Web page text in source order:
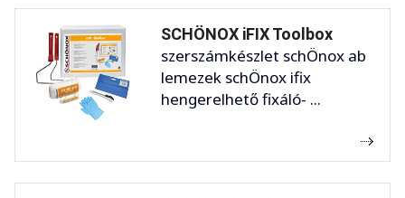
SCHÖNOX iFIX Toolbox
szerszámkészlet schÖnox ab
lemezek schÖnox ifix
hengerelhető fixáló- ...